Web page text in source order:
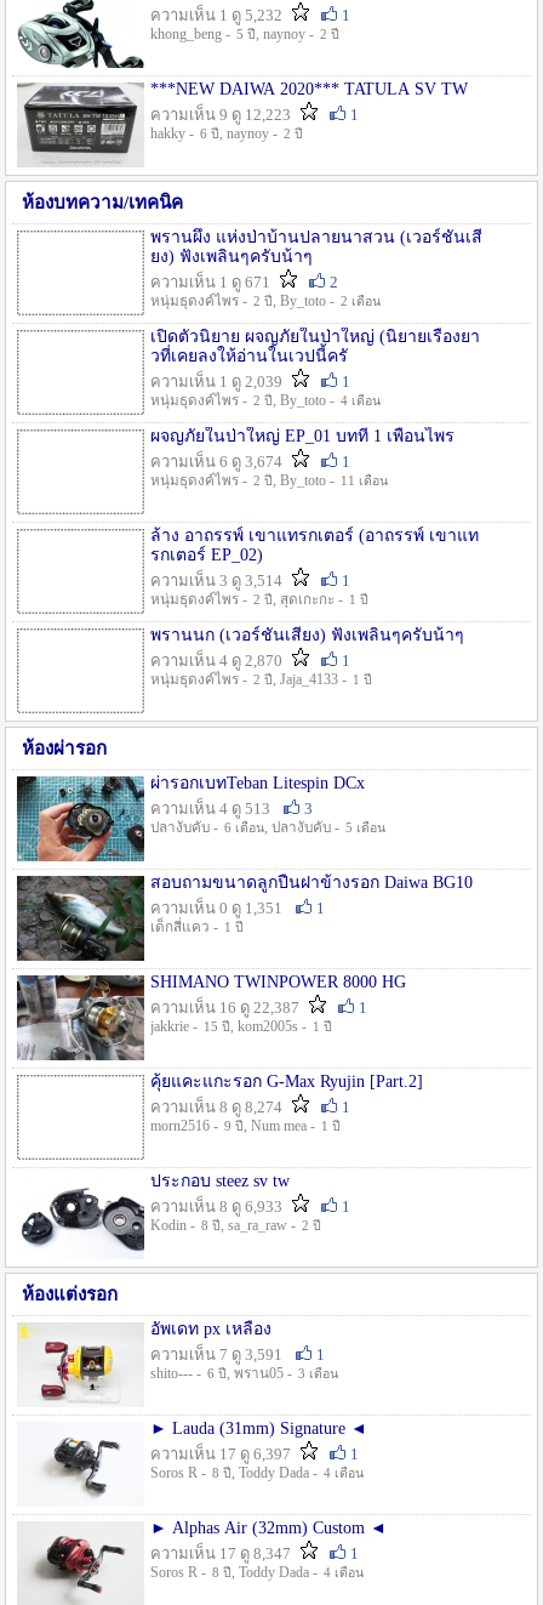
ความเห็น 1 ดู 5,232
1
khong_beng - 5 ปี , naynoy - 2 ปี
***NEW DAIWA 2020*** TATULA SV TW
ความเห็น 9 ดู 12,223
1
hakky - 6 ปี , naynoy - 2 ปี
ห้องบทความ/เทคนิค
พรานผึ้ง แห่งป่าบ้านปลายนาสวน (เวอร์ชั่นเสี
ยง) ฟังเพลินๆครับน้าๆ
ความเห็น 1 ดู 671
2
หนุ่มธุดงค์ไพร - 2 ปี , By_toto - 2 เดือน
เปิดตัวนิยาย ผจญภัยในป่าใหญ่ (นิยายเรื่องยา
วที่เคยลงให้อ่านในเวปนี้ครั
ความเห็น 1 ดู 2,039
1
หนุ่มธุดงค์ไพร - 2 ปี , By_toto - 4 เดือน
ผจญภัยในป่าใหญ่ EP_01 บทที่ 1 เพื่อนไพร
ความเห็น 6 ดู 3,674
1
หนุ่มธุดงค์ไพร - 2 ปี , By_toto - 11 เดือน
ล้าง อาถรรพ์ เขาแทรกเตอร์ (อาถรรพ์ เขาแท
รกเตอร์ EP_02)
ความเห็น 3 ดู 3,514
1
หนุ่มธุดงค์ไพร - 2 ปี , สุดเกะกะ - 1 ปี
พรานนก (เวอร์ชั่นเสียง) ฟังเพลินๆครับน้าๆ
ความเห็น 4 ดู 2,870
1
หนุ่มธุดงค์ไพร - 2 ปี , Jaja_4133 - 1 ปี
ห้องผ่ารอก
ผ่ารอกเบทTeban Litespin DCx
ความเห็น 4 ดู 513
3
ปลางับคับ - 6 เดือน, ปลางับคับ - 5 เดือน
สอบถามขนาดลูกปืนฝาข้างรอก Daiwa BG10
ความเห็น 0 ดู 1,351
1
เด็กสี่แคว - 1 ปี
SHIMANO TWINPOWER 8000 HG
ความเห็น 16 ดู 22,387
1
jakkrie - 15 ปี , kom2005s - 1 ปี
คุ้ยแคะแกะรอก G-Max Ryujin [Part.2]
ความเห็น 8 ดู 8,274
1
morn2516 - 9 ปี , Num mea - 1 ปี
ประกอบ steez sv tw
ความเห็น 8 ดู 6,933
1
Kodin - 8 ปี , sa_ra_raw - 2 ปี
ห้องแต่งรอก
อัพเดท px เหลือง
ความเห็น 7 ดู 3,591
1
shito--- - 6 ปี , พราน05 - 3 เดือน
► Lauda (31mm) Signature ◄
ความเห็น 17 ดู 6,397
1
Soros R - 8 ปี , Toddy Dada - 4 เดือน
► Alphas Air (32mm) Custom ◄
ความเห็น 17 ดู 8,347
1
Soros R - 8 ปี , Toddy Dada - 4 เดือน